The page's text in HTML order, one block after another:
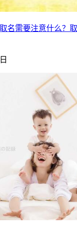
名需要注意什么？